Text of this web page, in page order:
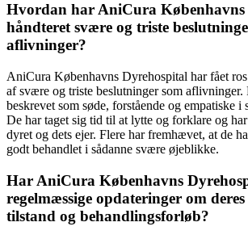
Hvordan har AniCura Københavns
håndteret svære og triste
aflivninger?
AniCura Københavns Dyrehospital har fået
af svære og triste beslutninger som aflivninger.
beskrevet som søde, forstående og empatiske i
De har taget sig tid til at lytte og forklare og
dyret og dets ejer. Flere har fremhævet, at de
godt behandlet i sådanne svære øjeblikke.
Har AniCura Københavns
regelmæssige opdateringer om
tilstand og behandlingsforløb?